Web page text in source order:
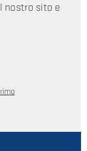
nostro sito e